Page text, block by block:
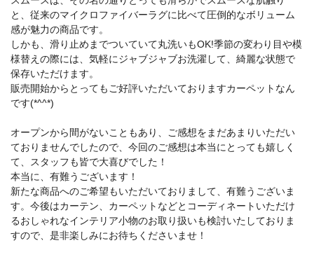
と、従来のマイクロファイバーラグに比べて圧倒的なボリューム
感が魅力の商品です。
しかも、滑り止めまでついていて丸洗いもOK!季節の変わり目や模
様替えの際には、気軽にジャブジャブお洗濯して、綺麗な状態で
保存いただけます。
販売開始からとってもご好評いただいておりますカーペットなん
です(*^^*)
オープンから間がないこともあり、ご感想をまだあまりいただい
ておりませんでしたので、今回のご感想は本当にとっても嬉しく
て、スタッフも皆で大喜びでした！
本当に、有難うございます！
新たな商品へのご希望もいただいておりまして、有難うございま
す。今後はカーテン、カーペットなどとコーディネートいただけ
るおしゃれなインテリア小物のお取り扱いも検討いたしておりま
すので、是非楽しみにお待ちくださいませ！